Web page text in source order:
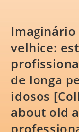
velhice:
de longa
idosos
about old